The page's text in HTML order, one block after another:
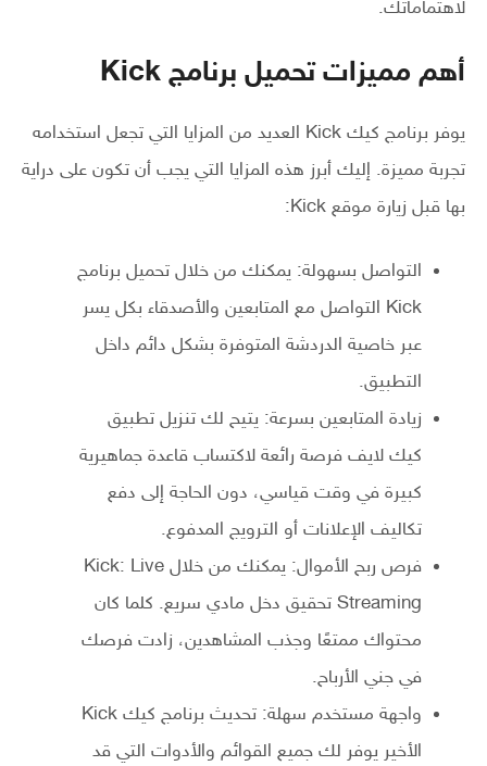
لاهتماماتك.
أهم مميزات تحميل برنامج Kick
يوفر برنامج كيك Kick العديد من المزايا التي تجعل استخدامه
تجربة مميزة. إليك أبرز هذه المزايا التي يجب أن تكون على دراية
بها قبل زيارة موقع Kick:
التواصل بسهولة: يمكنك من خلال تحميل برنامج
Kick التواصل مع المتابعين والأصدقاء بكل يسر
عبر خاصية الدردشة المتوفرة بشكل دائم داخل
التطبيق.
زيادة المتابعين بسرعة: يتيح لك تنزيل تطبيق
كيك لايف فرصة رائعة لاكتساب قاعدة جماهيرية
كبيرة في وقت قياسي، دون الحاجة إلى دفع
تكاليف الإعلانات أو الترويج المدفوع.
فرص ربح الأموال: يمكنك من خلال Kick: Live
Streaming تحقيق دخل مادي سريع. كلما كان
محتواك ممتعًا وجذب المشاهدين، زادت فرصك
في جني الأرباح.
واجهة مستخدم سهلة: تحديث برنامج كيك Kick
الأخير يوفر لك جميع القوائم والأدوات التي قد